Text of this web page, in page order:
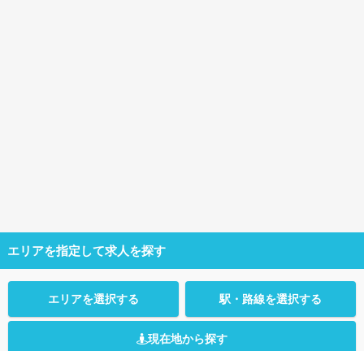
エリアを指定して求人を探す
エリアを選択する 駅・路線を選択する
現在地から探す